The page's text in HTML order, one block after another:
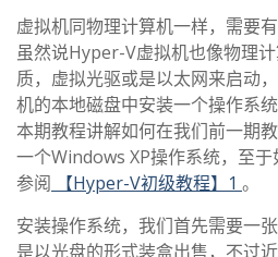
虚拟机同物理计算机一样，需要
虽然说Hyper-V虚拟机也像物理
质，虚拟光驱或是以太网来启动
机的本地磁盘中安装一个操作系
本期教程讲解如何在我们前一期
一个Windows XP操作系统，至
参阅 【Hyper-V初级教程】1 。
安装操作系统，我们首先需要一
是以光盘的形式装盒出售，不过